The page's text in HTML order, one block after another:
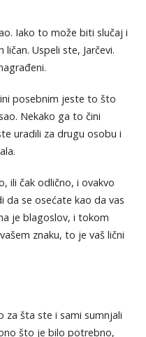
Iako to može biti slučaj i
Uspeli ste, Jarčevi.
posebnim jeste to što
Nekako ga to čini
uradili za drugu osobu i
ili čak odlično, i ovakvo
da se osećate kao da vas
je blagoslov, i tokom
znaku, to je vaš lični
za šta ste i sami sumnjali
što je bilo potrebno,